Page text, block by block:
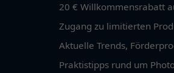
20 € Willkommensrabatt
Zugang zu limitierten
Aktuelle Trends,
Praktistipps rund um